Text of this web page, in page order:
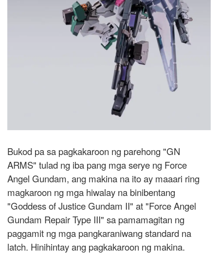
Bukod pa sa pagkakaroon ng parehong "GN
ARMS" tulad ng iba pang mga serye ng Force
Angel Gundam, ang makina na ito ay maaari ring
magkaroon ng mga hiwalay na binibentang
"Goddess of Justice Gundam II" at "Force Angel
Gundam Repair Type III" sa pamamagitan ng
paggamit ng mga pangkaraniwang standard na
latch. Hinihintay ang pagkakaroon ng makina.